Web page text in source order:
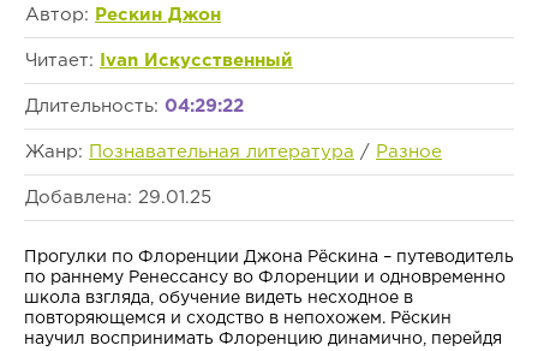
Автор: Рескин Джон
Читает: Ivan Искусственный
Длительность: 04:29:22
Жанр: Познавательная литература / Разное
Добавлена: 29.01.25
Прогулки по Флоренции Джона Рёскина – путеводитель
по раннему Ренессансу во Флоренции и одновременно
школа взгляда, обучение видеть несходное в
повторяющемся и сходство в непохожем. Рёскин
научил воспринимать Флоренцию динамично, перейдя